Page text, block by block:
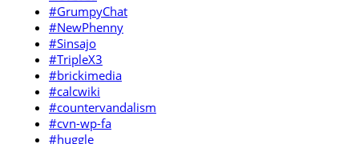
#GrumpyChat
#NewPhenny
#Sinsajo
#TripleX3
#brickimedia
#calcwiki
#countervandalism
#cvn-wp-fa
#huggle